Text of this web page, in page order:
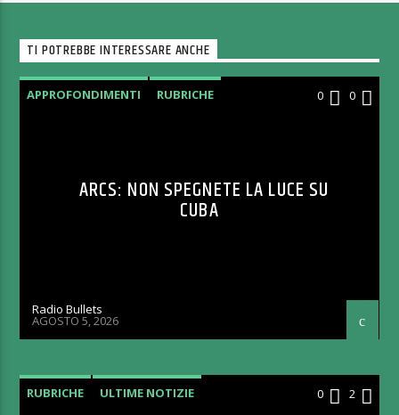
TI POTREBBE INTERESSARE ANCHE
APPROFONDIMENTI RUBRICHE 0 0
ARCS: NON SPEGNETE LA LUCE SU
CUBA
Radio Bullets
AGOSTO 5, 2026
RUBRICHE ULTIME NOTIZIE 0 2